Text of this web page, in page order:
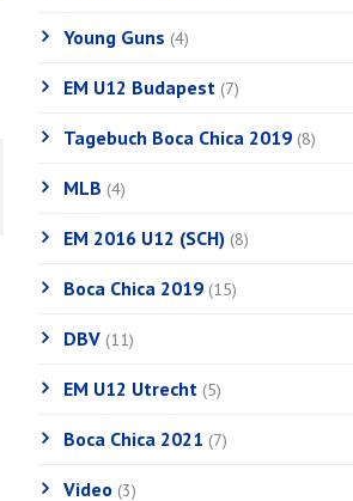
Young Guns (4)
EM U12 Budapest (7)
Tagebuch Boca Chica 2019 (8)
MLB (4)
EM 2016 U12 (SCH) (8)
Boca Chica 2019 (15)
DBV (11)
EM U12 Utrecht (5)
Boca Chica 2021 (7)
Video (3)